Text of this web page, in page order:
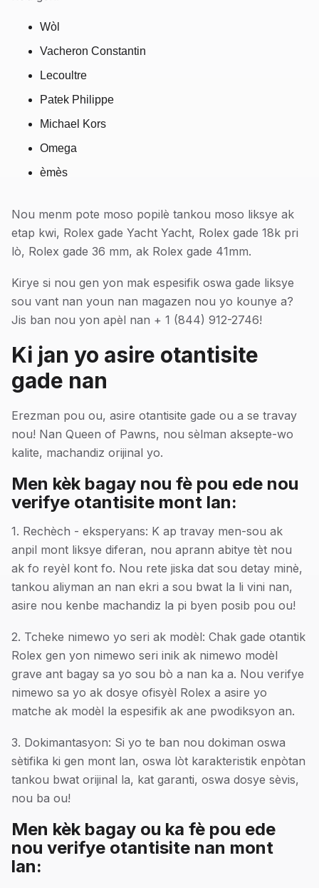
Wòl
Vacheron Constantin
Lecoultre
Patek Philippe
Michael Kors
Omega
èmès
Nou menm pote moso popilè tankou moso liksye ak
etap kwi, Rolex gade Yacht Yacht, Rolex gade 18k pri
lò, Rolex gade 36 mm, ak Rolex gade 41mm.
Kirye si nou gen yon mak espesifik oswa gade liksye
sou vant nan youn nan magazen nou yo kounye a?
Jis ban nou yon apèl nan + 1 (844) 912-2746!
Ki jan yo asire otantisite
gade nan
Erezman pou ou, asire otantisite gade ou a se travay
nou! Nan Queen of Pawns, nou sèlman aksepte-wo
kalite, machandiz orijinal yo.
Men kèk bagay nou fè pou ede nou
verifye otantisite mont lan:
1. Rechèch - eksperyans: K ap travay men-sou ak
anpil mont liksye diferan, nou aprann abitye tèt nou
ak fo reyèl kont fo. Nou rete jiska dat sou detay minè,
tankou aliyman an nan ekri a sou bwat la li vini nan,
asire nou kenbe machandiz la pi byen posib pou ou!
2. Tcheke nimewo yo seri ak modèl: Chak gade otantik
Rolex gen yon nimewo seri inik ak nimewo modèl
grave ant bagay sa yo sou bò a nan ka a. Nou verifye
nimewo sa yo ak dosye ofisyèl Rolex a asire yo
matche ak modèl la espesifik ak ane pwodiksyon an.
3. Dokimantasyon: Si yo te ban nou dokiman oswa
sètifika ki gen mont lan, oswa lòt karakteristik enpòtan
tankou bwat orijinal la, kat garanti, oswa dosye sèvis,
nou ba ou!
Men kèk bagay ou ka fè pou ede
nou verifye otantisite nan mont
lan: